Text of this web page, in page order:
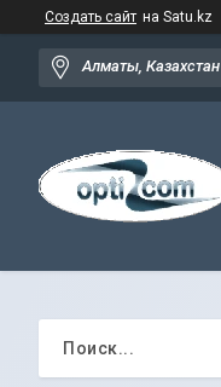
Создать сайт на Satu.kz
Алматы, Казахстан